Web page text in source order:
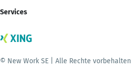
Services
© New Work SE | Alle Rechte vorbehalten